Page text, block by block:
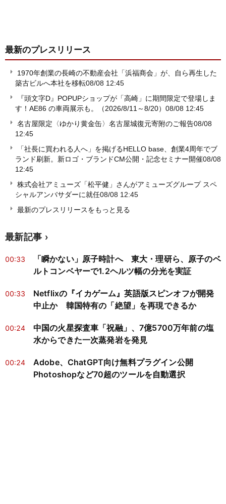
最新のプレスリリース
1970年創業の長崎の不動産会社「浜福商会」が、自ら再生した
築古ビルへ本社を移転08/08 12:45
『頭文字D』POPUPショップが「高崎」に期間限定で登場しま
す！AE86 の車両展示も。（2026/8/11～8/20） 08/08 12:45
名古屋限定〈ゆかり黄金缶〉名古屋城復元寄附のご報告08/08
12:45
「社長に買われる人へ」を掲げるHELLO base、創業4周年でブ
ランド刷新。新ロゴ・ブランドCM公開・記念セミナー開催08/08
12:45
株式会社アミューズ「松平健」さんがアミューズグループ スペ
シャルアンバサダーに就任08/08 12:45
最新のプレスリリースをもっと見る
最新記事
00:33
「瞬かない」原子時計へ 東大・理研ら、原子のベ
ルトコンベヤーで1.2ヘルツ幅の分光を実証
00:33
Netflixの『イカゲーム』英語版スピンオフが開発
中止か 韓国特有の「絶望」を再現できるか
00:24
中国の火星探査車「祝融」、7億5700万年前の塩
水からできた一次蒸発岩を発見
00:24
Adobe、ChatGPT向け無料プラグイン公開
Photoshopなど70超のツールを自動選択